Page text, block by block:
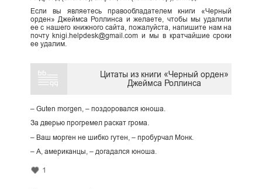
Если вы являетесь правообладателем книги «Черный
орден» Джеймса Роллинса и желаете, чтобы мы удалили
ее с нашего книжного сайта, пожалуйста, напишите нам на
почту knigi.helpdesk@gmail.com и мы в кратчайшие сроки
ее удалим.
Цитаты из книги «Черный орден»
Джеймса Роллинса
– Guten morgen, – поздоровался юноша.
За дверью прогремел раскат грома.
– Ваш морген не шибко гутен, – пробурчал Монк.
– А, американцы, – догадался юноша.
1